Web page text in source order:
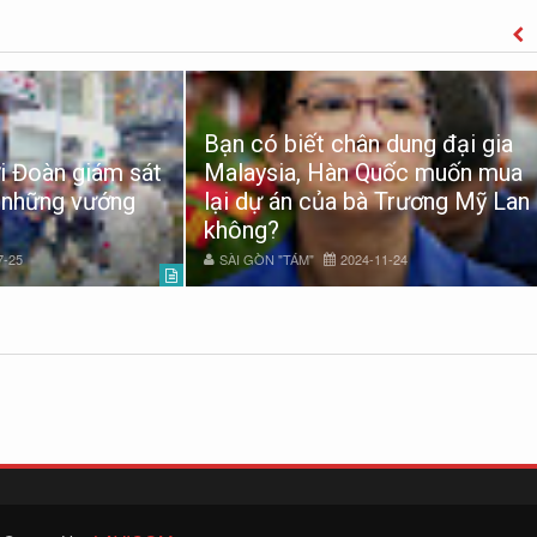
Đoàn giám sát
vướng
25
Bạn có biết chân dung đại gia
Malaysia, Hàn Quốc muốn mua
lại dự án của bà Trương Mỹ Lan
không?
SÀI GÒN "TÁM" 2024-11-24